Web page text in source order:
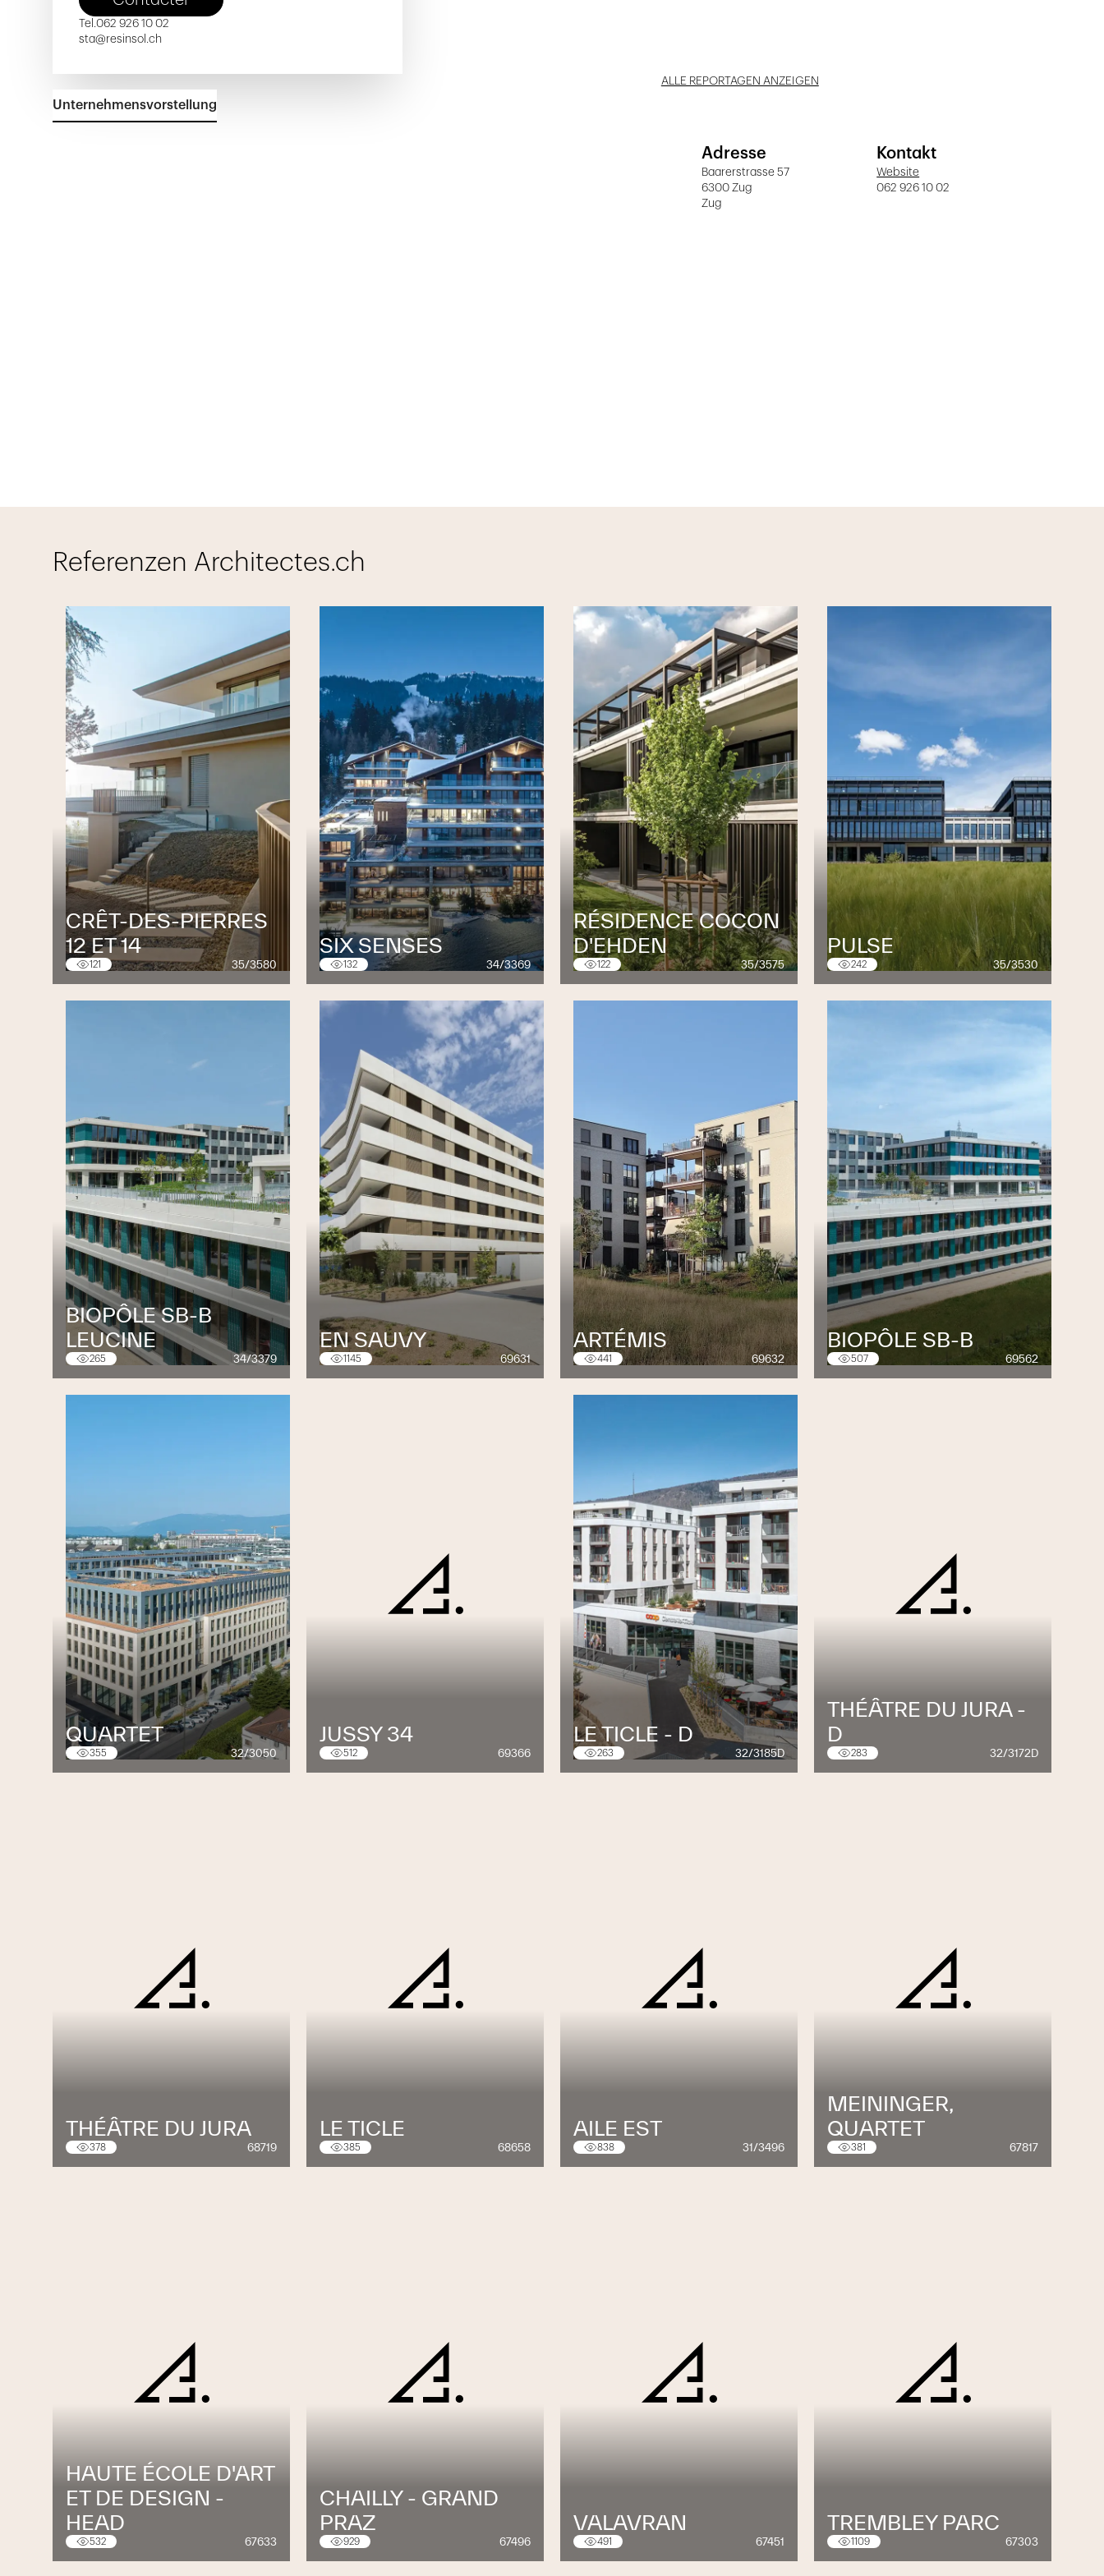
Tel.062 926 10 02
sta@resinsol.ch
ALLE REPORTAGEN ANZEIGEN
Unternehmensvorstellung
Adresse
Baarerstrasse 57
6300 Zug
Zug
Kontakt
Website
062 926 10 02
Referenzen Architectes.ch
CRÊT-DES-PIERRES
12 ET 14
121 35/3580
SIX SENSES
132 34/3369
RÉSIDENCE COCON
D'EHDEN
122 35/3575
PULSE
242 35/3530
BIOPÔLE SB-B
LEUCINE
265 34/3379
EN SAUVY
1145 69631
ARTÉMIS
441 69632
BIOPÔLE SB-B
507 69562
QUARTET
355 32/3050
JUSSY 34
512 69366
LE TICLE - D
263 32/3185D
THÉÂTRE DU JURA -
D
283 32/3172D
THÉÂTRE DU JURA
378 68719
LE TICLE
385 68658
AILE EST
838 31/3496
MEININGER,
QUARTET
381 67817
HAUTE ÉCOLE D'ART
ET DE DESIGN -
HEAD
532 67633
CHAILLY - GRAND
PRAZ
929 67496
VALAVRAN
491 67451
TREMBLEY PARC
1109 67303